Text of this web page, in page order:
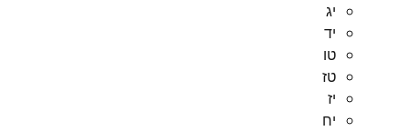
יג
יד
טו
טז
יז
יח